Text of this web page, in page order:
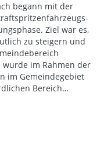
begann mit der
Ziel war es,
zu steigern und
wurde im Rahmen der
im Gemeindegebiet
Bereich…